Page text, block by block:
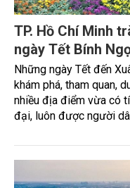
TP. Hồ Chí Minh
ngày Tết Bính
Những ngày Tết đến
khám phá, tham quan,
nhiều địa điểm vừa có
đại, luôn được người